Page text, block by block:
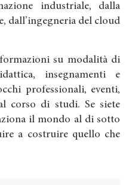
industriale, dalla
dall’ingegneria del cloud
su modalità di
insegnamenti e
professionali, eventi,
corso di studi. Se siete
il mondo al di sotto
a costruire quello che